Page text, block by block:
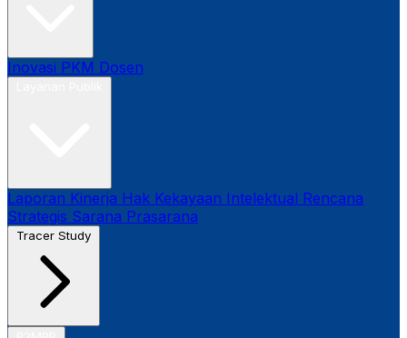
Inovasi PKM Dosen
Laporan Kinerja Hak Kekayaan Intelektual Rencana
Strategis Sarana Prasarana
Tracer Study